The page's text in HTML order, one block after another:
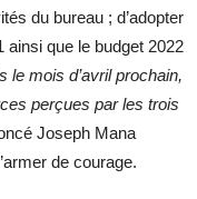
du bureau ; d’adopter
ainsi que le budget 2022
le mois d’avril prochain,
perçues par les trois
Joseph Mana
de courage.